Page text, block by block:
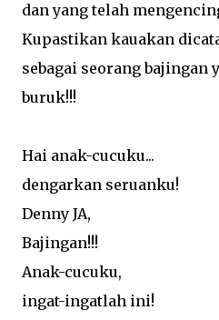
dan yang telah
Kupastikan kauakan
sebagai seorang bajingan
buruk!!!
Hai anak-cucuku...
dengarkan seruanku!
Denny JA,
Bajingan!!!
Anak-cucuku,
ingat-ingatlah ini!